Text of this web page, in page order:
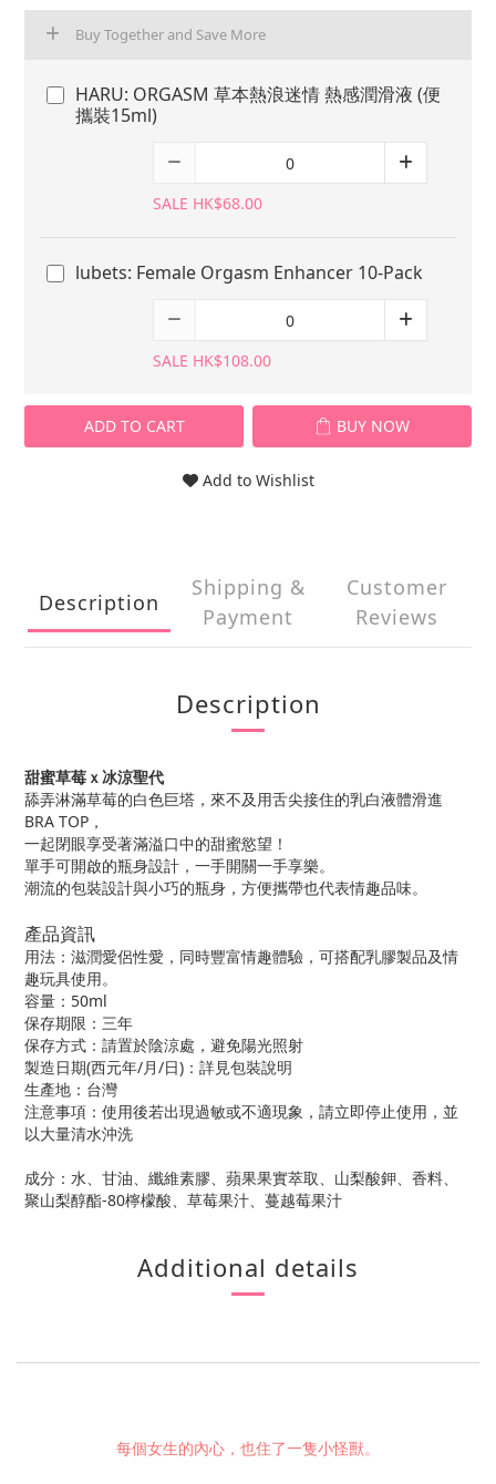
Buy Together and Save More
HARU: ORGASM 草本熱浪迷情 熱感潤滑液 (便
攜裝15ml)
SALE HK$68.00
lubets: Female Orgasm Enhancer 10-Pack
SALE HK$108.00
ADD TO CART BUY NOW
Add to Wishlist
Description
Shipping &
Payment
Customer
Reviews
Description
甜蜜草莓ｘ冰涼聖代
舔弄淋滿草莓的白色巨塔，來不及用舌尖接住的乳白液體滑進
BRA TOP，
一起閉眼享受著滿溢口中的甜蜜慾望！
單手可開啟的瓶身設計，一手開關一手享樂。
潮流的包裝設計與小巧的瓶身，方便攜帶也代表情趣品味。
產品資訊
用法：滋潤愛侶性愛，同時豐富情趣體驗，可搭配乳膠製品及情
趣玩具使用。
容量：50ml
保存期限：三年
保存方式：請置於陰涼處，避免陽光照射
製造日期(西元年/月/日)：詳見包裝說明
生產地：台灣
注意事項：使用後若出現過敏或不適現象，請立即停止使用，並
以大量清水沖洗
成分：水、甘油、纖維素膠、蘋果果實萃取、山梨酸鉀、香料、
聚山梨醇酯-80檸檬酸、草莓果汁、蔓越莓果汁
Additional details
每個女生的內心，也住了一隻小怪獸。